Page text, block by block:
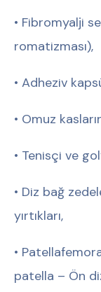
• Fibromyalji
romatizması),
• Adheziv
• Omuz
• Tenisçi ve
• Diz bağ
yırtıkları,
•
patella – Ön